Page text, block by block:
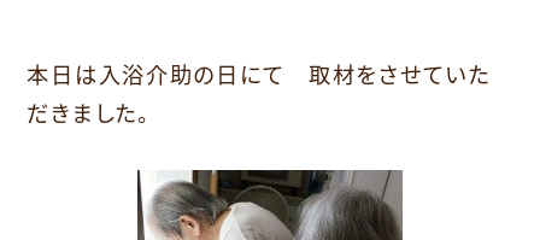
本日は入浴介助の日にて 取材をさせていた
だきました。